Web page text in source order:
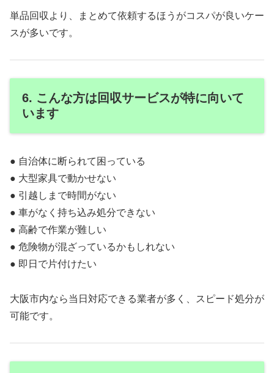
単品回収より、まとめて依頼するほうがコスパが良いケー
スが多いです。
6. こんな方は回収サービスが特に向いて
います
● 自治体に断られて困っている
● 大型家具で動かせない
● 引越しまで時間がない
● 車がなく持ち込み処分できない
● 高齢で作業が難しい
● 危険物が混ざっているかもしれない
● 即日で片付けたい
大阪市内なら当日対応できる業者が多く、スピード処分が
可能です。